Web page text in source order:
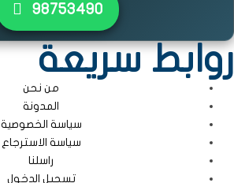
٩٨٧٥٣٤٩٠
روابط سريعة
من نحن
المدونة
سياسة الخصوصية
سياسة الاسترجاع
راسلنا
تسجيل الدخول